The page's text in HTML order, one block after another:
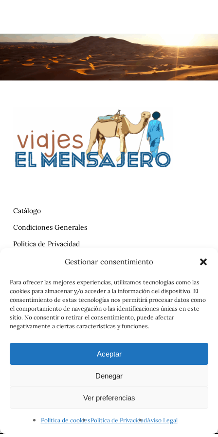
Gestionar consentimiento
Para ofrecer las mejores experiencias, utilizamos tecnologías como las
cookies para almacenar y/o acceder a la información del dispositivo. El
consentimiento de estas tecnologías nos permitirá procesar datos como
el comportamiento de navegación o las identificaciones únicas en este
sitio. No consentir o retirar el consentimiento, puede afectar
negativamente a ciertas características y funciones.
Aceptar
Denegar
Ver preferencias
Política de cookiesPolítica de PrivacidadAviso Legal
Catálogo
Condiciones Generales
Política de Privacidad
Aviso Legal
© 2026 Viajes el Mensajero. |maria@viajeselmensajero.com
facebookinstagram